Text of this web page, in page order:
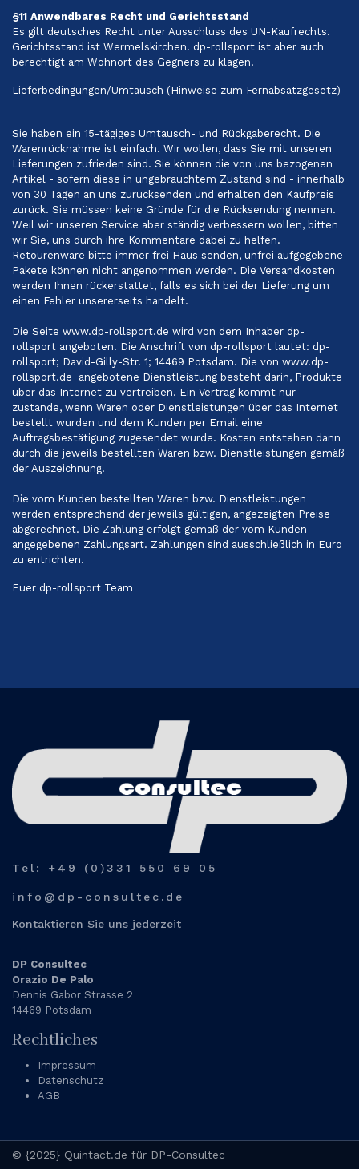
§11 Anwendbares Recht und Gerichtsstand
Es gilt deutsches Recht unter Ausschluss des UN-Kaufrechts.
Gerichtsstand ist Wermelskirchen. dp-rollsport ist aber auch
berechtigt am Wohnort des Gegners zu klagen.
Lieferbedingungen/Umtausch (Hinweise zum Fernabsatzgesetz)
Sie haben ein 15-tägiges Umtausch- und Rückgaberecht. Die
Warenrücknahme ist einfach. Wir wollen, dass Sie mit unseren
Lieferungen zufrieden sind. Sie können die von uns bezogenen
Artikel - sofern diese in ungebrauchtem Zustand sind - innerhalb
von 30 Tagen an uns zurücksenden und erhalten den Kaufpreis
zurück. Sie müssen keine Gründe für die Rücksendung nennen.
Weil wir unseren Service aber ständig verbessern wollen, bitten
wir Sie, uns durch ihre Kommentare dabei zu helfen.
Retourenware bitte immer frei Haus senden, unfrei aufgegebene
Pakete können nicht angenommen werden. Die Versandkosten
werden Ihnen rückerstattet, falls es sich bei der Lieferung um
einen Fehler unsererseits handelt.
Die Seite www.dp-rollsport.de wird von dem Inhaber dp-
rollsport angeboten. Die Anschrift von dp-rollsport lautet: dp-
rollsport; David-Gilly-Str. 1; 14469 Potsdam. Die von www.dp-
rollsport.de angebotene Dienstleistung besteht darin, Produkte
über das Internet zu vertreiben. Ein Vertrag kommt nur
zustande, wenn Waren oder Dienstleistungen über das Internet
bestellt wurden und dem Kunden per Email eine
Auftragsbestätigung zugesendet wurde. Kosten entstehen dann
durch die jeweils bestellten Waren bzw. Dienstleistungen gemäß
der Auszeichnung.
Die vom Kunden bestellten Waren bzw. Dienstleistungen
werden entsprechend der jeweils gültigen, angezeigten Preise
abgerechnet. Die Zahlung erfolgt gemäß der vom Kunden
angegebenen Zahlungsart. Zahlungen sind ausschließlich in Euro
zu entrichten.
Euer dp-rollsport Team
Tel: +49 (0)331 550 69 05
info@dp-consultec.de
Kontaktieren Sie uns jederzeit
DP Consultec
Orazio De Palo
Dennis Gabor Strasse 2
14469 Potsdam
Rechtliches
Impressum
Datenschutz
AGB
© {2025} Quintact.de für DP-Consultec